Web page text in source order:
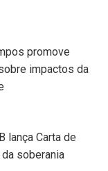
promove
impactos da
lança Carta de
soberania